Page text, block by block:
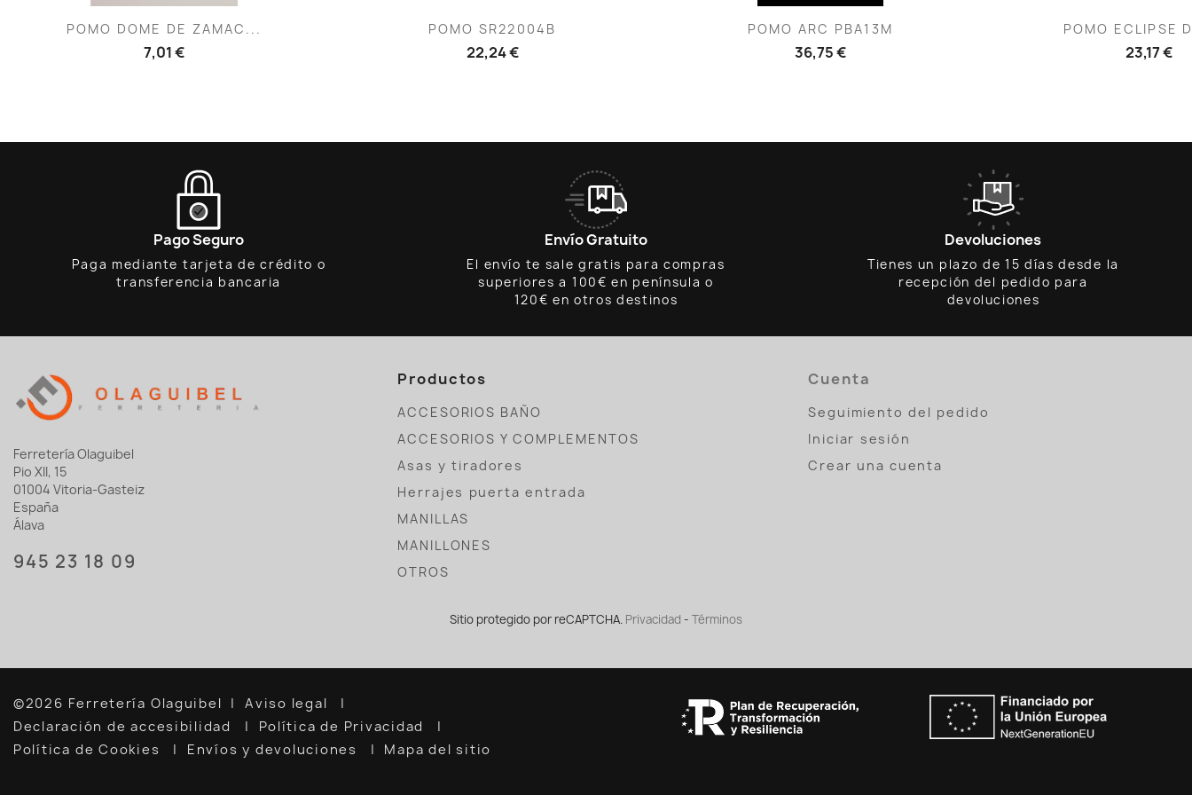
Vista rápida
POMO DOME DE ZAMAC...
7,01 €
Vista rápida
POMO SR22004B
22,24 €
Vista rápida
POMO ARC PBA13M
36,75 €
 Vista
POMO ECLIPSE
23,17 €
Pago Seguro
Paga mediante tarjeta de crédito o
transferencia bancaria
Envío Gratuito
El envío te sale gratis para compras
superiores a 100€ en península o
120€ en otros destinos
Devoluciones
Tienes un plazo de 15 días desde la
recepción del pedido para
devoluciones
Ferretería Olaguibel
Pio XII, 15
01004 Vitoria-Gasteiz
España
Álava
945 23 18 09
Productos
ACCESORIOS BAÑO
ACCESORIOS Y COMPLEMENTOS
Asas y tiradores
Herrajes puerta entrada
MANILLAS
MANILLONES
OTROS
Cuenta
Seguimiento del pedido
Iniciar sesión
Crear una cuenta
Sitio protegido por reCAPTCHA. Privacidad - Términos
©2026 Ferretería Olaguibel
Aviso legal
Declaración de accesibilidad
Política de Privacidad
Política de Cookies
Envíos y devoluciones Mapa del sitio